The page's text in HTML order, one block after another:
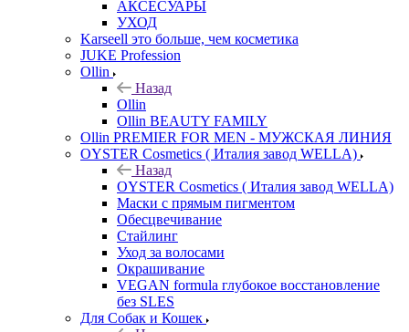
АКСЕСУАРЫ
УХОД
Karseell это больше, чем косметика
JUKE Profession
Ollin
Назад
Ollin
Ollin BEAUTY FAMILY
Ollin PREMIER FOR MEN - МУЖСКАЯ ЛИНИЯ
OYSTER Cosmetics ( Италия завод WELLA)
Назад
OYSTER Cosmetics ( Италия завод WELLA)
Маски с прямым пигментом
Обесцвечивание
Стайлинг
Уход за волосами
Окрашивание
VEGAN formula глубокое восстановление
без SLES
Для Собак и Кошек